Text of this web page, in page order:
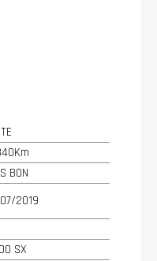
BON
2019
SX